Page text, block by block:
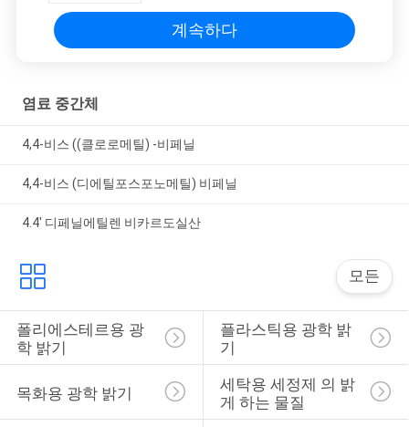
계속하다
염료 중간체
4,4-비스 ((클로로메틸) -비페닐
4,4-비스 (디에틸포스포노메틸) 비페닐
4.4' 디페닐에틸렌 비카르도실산
모든
폴리에스테르용 광
학 밝기
플라스틱용 광학 밝
기
목화용 광학 밝기
세탁용 세정제 의 밝
게 하는 물질